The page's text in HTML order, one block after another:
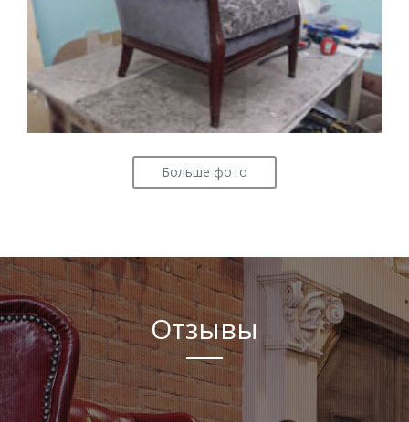
Больше фото
Отзывы